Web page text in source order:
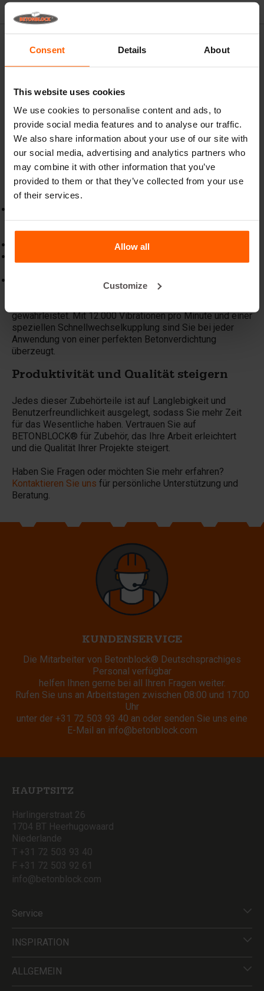
Consent Details About
This website uses cookies
We use cookies to personalise content and ads, to
provide social media features and to analyse our traffic.
We also share information about your use of our site with
our social media, advertising and analytics partners who
may combine it with other information that you’ve
provided to them or that they’ve collected from your use
of their services.
Allow all
Customize
Betonplatten Zubehör
BETONBLOCK®-
Betonplattenformen
Für einen reibungslosen Ablauf Ihrer Bauprojekte bietet
BETONBLOCK® eine Auswahl an unverzichtbarem
Zubehör. Diese Werkzeuge sind speziell darauf
ausgelegt, die Qualität und Effizienz Ihrer Arbeit mit
Betonplatten zu verbessern.
gleichmäßige Verteilung des Trennmittels gewährleistet.
hält Ihre Ausrüstung mühelos sauber.
Betonblock Rüttelbohle:
eine leichte, handliche
Maschine, die eine optimale Verdichtung des Betons
gewährleistet. Mit 12.000 Vibrationen pro Minute und einer
speziellen Schnellwechselkupplung sind Sie bei jeder
Anwendung von einer perfekten Betonverdichtung
überzeugt.
Produktivität und Qualität steigern
Jedes dieser Zubehörteile ist auf Langlebigkeit und
Benutzerfreundlichkeit ausgelegt, sodass Sie mehr Zeit
für das Wesentliche haben. Vertrauen Sie auf
BETONBLOCK® für Zubehör, das Ihre Arbeit erleichtert
und die Qualität Ihrer Projekte steigert.
Haben Sie Fragen oder möchten Sie mehr erfahren?
Kontaktieren Sie uns für persönliche Unterstützung und
Beratung.
KUNDENSERVICE
Die Mitarbeiter von Betonblock® Deutschsprachiges
Personal verfügbar
helfen Ihnen gerne bei all Ihren Fragen weiter.
Rufen Sie uns an Arbeitstagen zwischen 08:00 und 17:00
Uhr
unter der +31 72 503 93 40 an oder senden Sie uns eine
E-Mail an info@betonblock.com
HAUPTSITZ
Harlingerstraat 26
1704 BT Heerhugowaard
Niederlande
T +31 72 503 93 40
F +31 72 503 92 61
info@betonblock.com
Service
INSPIRATION
ALLGEMEIN